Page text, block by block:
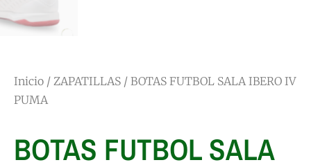
Inicio / ZAPATILLAS / BOTAS FUTBOL SALA IBERO IV
PUMA
BOTAS FUTBOL SALA